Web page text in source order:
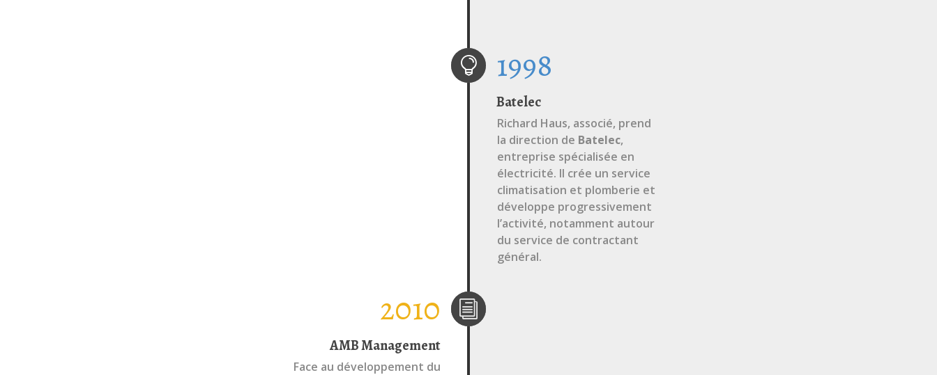
 1998
Batelec
Richard Haus, associé, prend
la direction de Batelec,
entreprise spécialisée en
électricité. Il crée un service
climatisation et plomberie et
développe progressivement
l’activité, notamment autour
du service de contractant
général.
i
2010
AMB Management
Face au développement du